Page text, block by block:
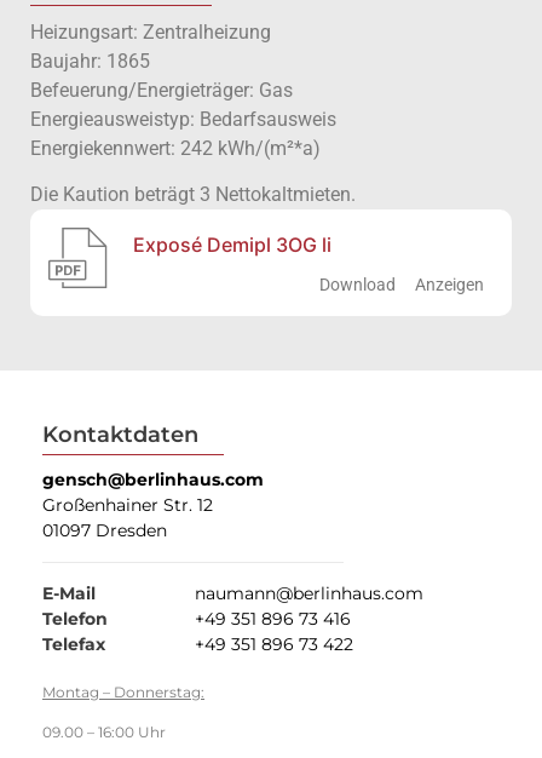
Heizungsart: Zentralheizung
Baujahr: 1865
Befeuerung/Energieträger: Gas
Energieausweistyp: Bedarfsausweis
Energiekennwert: 242 kWh/(m²*a)
Die Kaution beträgt 3 Nettokaltmieten.
Exposé Demipl 3OG li
Download Anzeigen
Kontaktdaten
gensch@berlinhaus.com
Großenhainer Str. 12
01097 Dresden
E-Mail
naumann@berlinhaus.com
Telefon
+49 351 896 73 416
Telefax
+49 351 896 73 422
Montag – Donnerstag:
09.00 – 16:00 Uhr